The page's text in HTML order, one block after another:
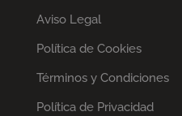
Aviso Legal
Política de Cookies
Términos y Condiciones
Política de Privacidad